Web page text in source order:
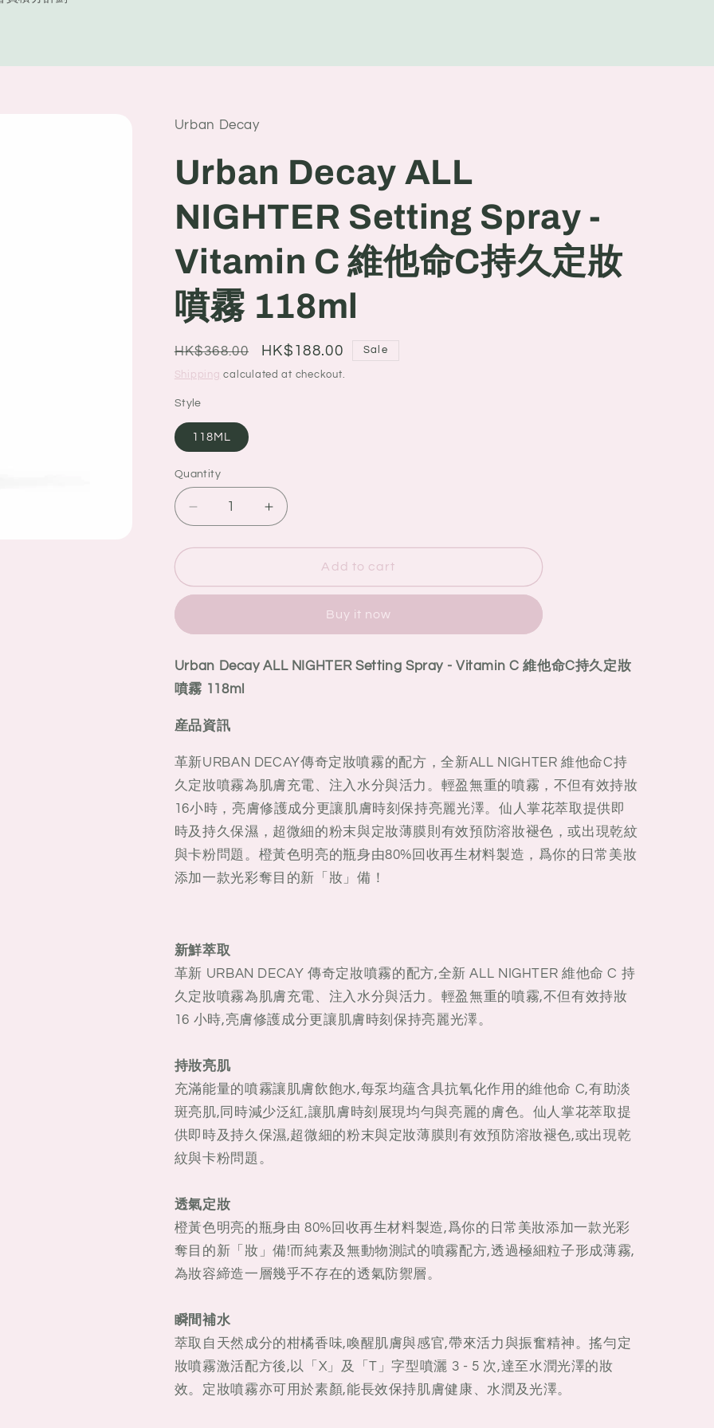
i
o
n
Urban Decay
Urban Decay ALL
NIGHTER Setting Spray -
Vitamin C 維他命C持久定妝
噴霧 118ml
Regular
price
HK$368.00
Sale
price
HK$188.00 Sale
Shipping calculated at checkout.
Style
118ML
Quantity
Quantity
Decrease
quantity
for
Decay
Setting
-
Vitamin
維
命
C
持
久
定
妝
噴
Increase
quantity
for
Decay
NIGHTER
Setting
-
命
C
持
久
定
妝
噴
Add to cart
Buy it now
Urban Decay ALL NIGHTER Setting Spray - Vitamin C 維他命C持久定妝
噴霧 118ml
産品資訊
革新URBAN DECAY傳奇定妝噴霧的配方，全新ALL NIGHTER 維他命C持
久定妝噴霧為肌膚充電、注入水分與活力。輕盈無重的噴霧，不但有效持妝
16小時，亮膚修護成分更讓肌膚時刻保持亮麗光澤。仙人掌花萃取提供即
時及持久保濕，超微細的粉末與定妝薄膜則有效預防溶妝褪色，或出現乾紋
與卡粉問題。橙黃色明亮的瓶身由80%回收再生材料製造，爲你的日常美妝
添加一款光彩奪目的新「妝」備！
新鮮萃取
革新 URBAN DECAY 傳奇定妝噴霧的配方,全新 ALL NIGHTER 維他命 C 持
久定妝噴霧為肌膚充電、注入水分與活力。輕盈無重的噴霧,不但有效持妝
16 小時,亮膚修護成分更讓肌膚時刻保持亮麗光澤。
持妝亮肌
充滿能量的噴霧讓肌膚飲飽水,每泵均蘊含具抗氧化作用的維他命 C,有助淡
斑亮肌,同時減少泛紅,讓肌膚時刻展現均勻與亮麗的膚色。仙人掌花萃取提
供即時及持久保濕,超微細的粉末與定妝薄膜則有效預防溶妝褪色,或出現乾
紋與卡粉問題。
透氣定妝
橙黃色明亮的瓶身由 80%回收再生材料製造,爲你的日常美妝添加一款光彩
奪目的新「妝」備!而純素及無動物測試的噴霧配方,透過極細粒子形成薄霧,
為妝容締造一層幾乎不存在的透氣防禦層。
瞬間補水
萃取自天然成分的柑橘香味,喚醒肌膚與感官,帶來活力與振奮精神。搖勻定
妝噴霧激活配方後,以「X」及「T」字型噴灑 3 - 5 次,達至水潤光澤的妝
效。定妝噴霧亦可用於素顏,能長效保持肌膚健康、水潤及光澤。